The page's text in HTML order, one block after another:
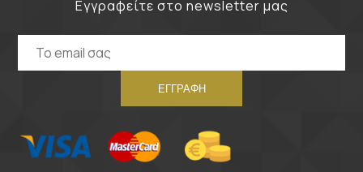
Εγγραφείτε στο newsletter μας